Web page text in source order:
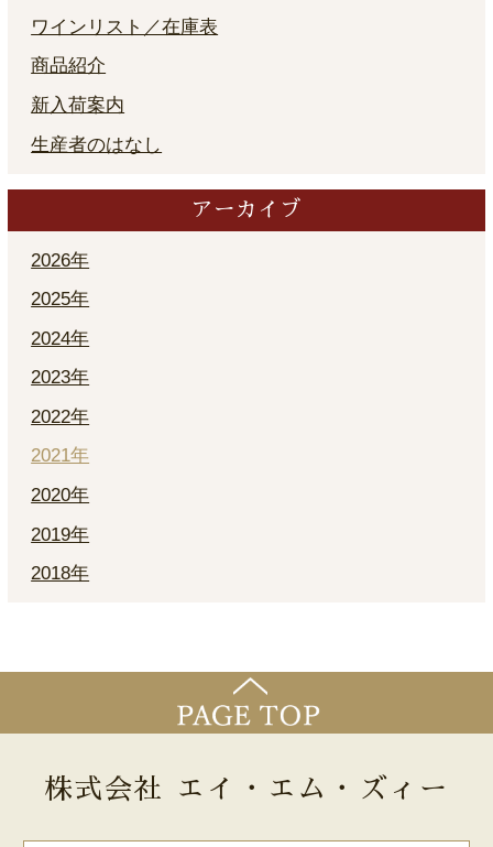
ワインリスト／在庫表
商品紹介
新入荷案内
生産者のはなし
アーカイブ
2026年
2025年
2024年
2023年
2022年
2021年
2020年
2019年
2018年
株式会社 エイ・エム・ズィー